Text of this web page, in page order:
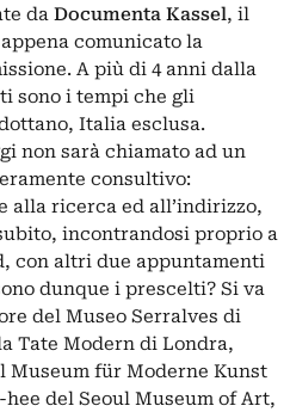
da Documenta Kassel, il
comunicato la
A più di 4 anni dalla
sono i tempi che gli
Italia esclusa.
non sarà chiamato ad un
consultivo:
alla ricerca ed all’indirizzo,
incontrandosi proprio a
con altri due appuntamenti
dunque i prescelti? Si va
del Museo Serralves di
Tate Modern di Londra,
Museum für Moderne Kunst
del Seoul Museum of Art,